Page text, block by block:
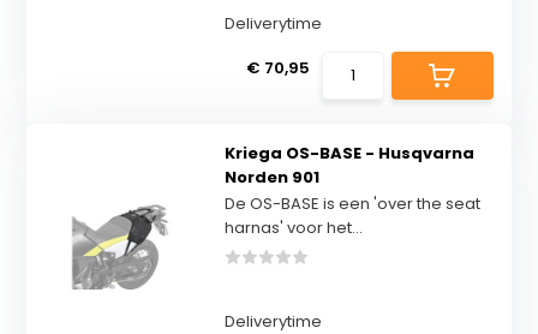
Deliverytime
€ 70,95
Kriega OS-BASE - Husqvarna
Norden 901
De OS-BASE is een 'over the seat
harnas' voor het...
Deliverytime